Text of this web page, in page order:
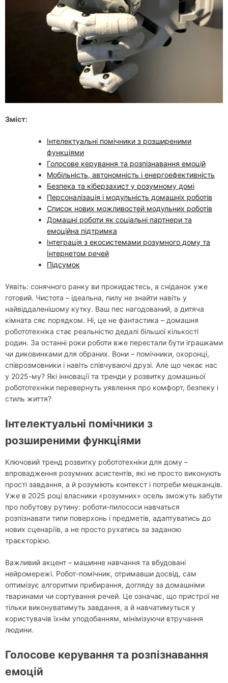
Зміст:
Інтелектуальні помічники з розширеними
функціями
Голосове керування та розпізнавання емоцій
Мобільність, автономність і енергоефективність
Безпека та кіберзахист у розумному домі
Персоналізація і модульність домашніх роботів
Список нових можливостей модульних роботів
Домашні роботи як соціальні партнери та
емоційна підтримка
Інтеграція з екосистемами розумного дому та
Інтернетом речей
Підсумок
Уявіть: сонячного ранку ви прокидаєтесь, а сніданок уже
готовий. Чистота – ідеальна, пилу не знайти навіть у
найвіддаленішому кутку. Ваш пес нагодований, а дитяча
кімната сяє порядком. Ні, це не фантастика – домашня
робототехніка стає реальністю дедалі більшої кількості
родин. За останні роки роботи вже перестали бути іграшками
чи диковинками для обраних. Вони – помічники, охоронці,
співрозмовники і навіть співчуваючі друзі. Але що чекає нас
у 2025-му? Які інновації та тренди у розвитку домашньої
робототехніки перевернуть уявлення про комфорт, безпеку і
стиль життя?
Інтелектуальні помічники з
розширеними функціями
Ключовий тренд розвитку робототехніки для дому –
впровадження розумних асистентів, які не просто виконують
прості завдання, а й розуміють контекст і потреби мешканців.
Уже в 2025 році власники «розумних» осель зможуть забути
про побутову рутину: роботи-пилососи навчаться
розпізнавати типи поверхонь і предметів, адаптуватись до
нових сценаріїв, а не просто рухатись за заданою
траєкторією.
Важливий акцент – машинне навчання та вбудовані
нейромережі. Робот-помічник, отримавши досвід, сам
оптимізує алгоритми прибирання, догляду за домашніми
тваринами чи сортування речей. Це означає, що пристрої не
тільки виконуватимуть завдання, а й навчатимуться у
користувачів їхнім уподобанням, мінімізуючи втручання
людини.
Голосове керування та розпізнавання
емоцій